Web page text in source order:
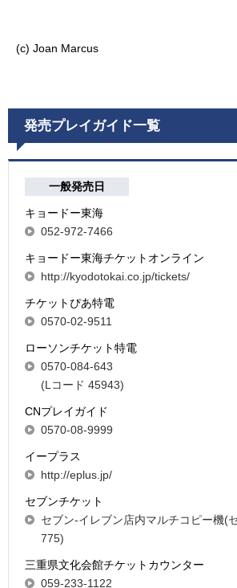
(c) Joan Marcus
発売プレイガイド一覧
一般発売日
キョードー東海
052-972-7466
キョードー東海チケットオンライン
http://kyodotokai.co.jp/tickets/
チケットぴあ特電
0570-02-9511
ローソンチケット特電
0570-084-643
(Lコード 45943)
CNプレイガイド
0570-08-9999
イープラス
http://eplus.jp/
セブンチケット
セブン-イレブン店内マルチコピー機(
775)
三重県文化会館チケットカウンター
059-233-1122